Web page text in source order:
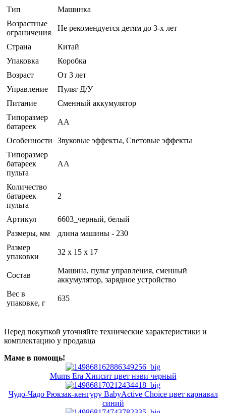
Тип
Машинка
Возрастные
ограничения
Не рекомендуется детям до 3-х лет
Страна
Китай
Упаковка
Коробка
Возраст
От 3 лет
Управление
Пульт Д/У
Питание
Сменный аккумулятор
Типоразмер
батареек
AA
Особенности
Звуковые эффекты, Световые эффекты
Типоразмер
батареек
пульта
AA
Количество
батареек
пульта
2
Артикул
6603_черный, белый
Размеры, мм
длина машины - 230
Размер
упаковки
32 x 15 x 17
Состав
Машина, пульт управления, сменный
аккумулятор, зарядное устройство
Вес в
упаковке, г
635
Перед покупкой уточняйте технические характеристики и
комплектацию у продавца
Маме в помощь!
Mums Era Хипсит цвет нэви черный
Чудо-Чадо Рюкзак-кенгуру BabyActive Choice цвет карнавал
синий